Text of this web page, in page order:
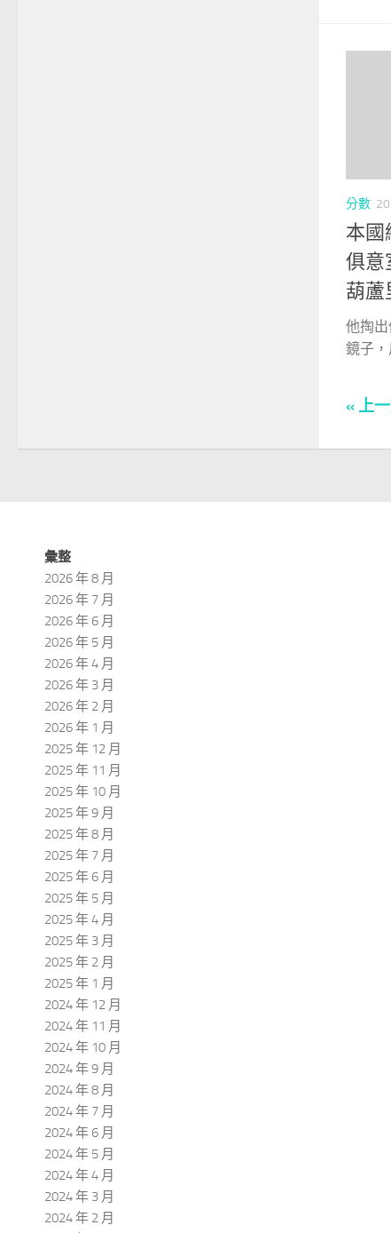
分數
本國
俱意
葫蘆
他掏
鏡子
« 上
彙整
2026 年 8 月
2026 年 7 月
2026 年 6 月
2026 年 5 月
2026 年 4 月
2026 年 3 月
2026 年 2 月
2026 年 1 月
2025 年 12 月
2025 年 11 月
2025 年 10 月
2025 年 9 月
2025 年 8 月
2025 年 7 月
2025 年 6 月
2025 年 5 月
2025 年 4 月
2025 年 3 月
2025 年 2 月
2025 年 1 月
2024 年 12 月
2024 年 11 月
2024 年 10 月
2024 年 9 月
2024 年 8 月
2024 年 7 月
2024 年 6 月
2024 年 5 月
2024 年 4 月
2024 年 3 月
2024 年 2 月